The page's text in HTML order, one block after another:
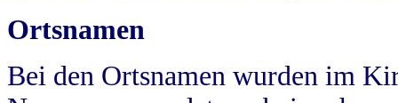
Ortsnamen
Bei den Ortsnamen wurden im